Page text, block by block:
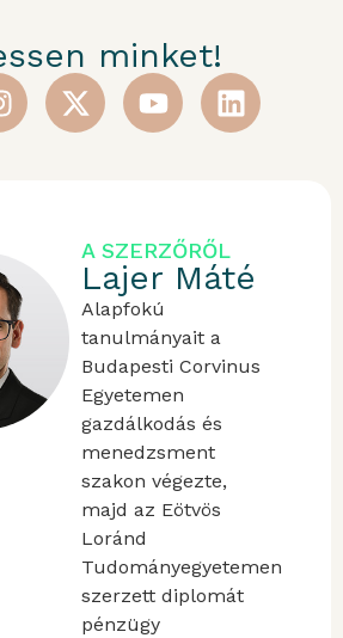
minket!
A SZERZŐRŐL
Lajer Máté
Alapfokú
tanulmányait a
Budapesti Corvinus
Egyetemen
gazdálkodás és
menedzsment
szakon végezte,
majd az Eötvös
Loránd
Tudományegyetemen
szerzett diplomát
pénzügy